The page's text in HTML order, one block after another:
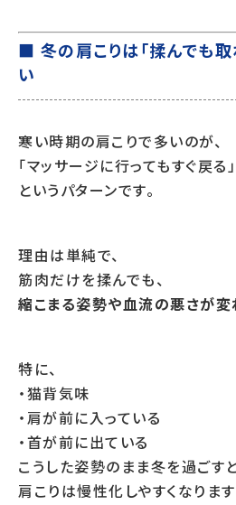
■ 冬の肩こりは「揉んでも
い
寒い時期の肩こりで多いのが、
「マッサージに行ってもすぐ戻る」
というパターンです。
理由は単純で、
筋肉だけを揉んでも、
縮こまる姿勢や血流の悪さが変
特に、
・猫背気味
・肩が前に入っている
・首が前に出ている
こうした姿勢のまま冬を過ごすと
肩こりは慢性化しやすくなります